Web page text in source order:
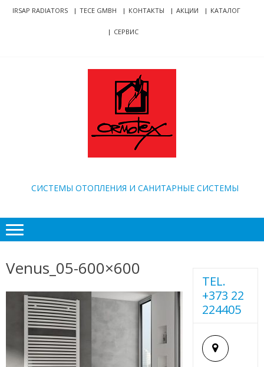
Skip
SkipIRSAP RADIATORS TECE GMBH КОНТАКТЫ АКЦИИ КАТАЛОГ
СЕРВИС
CИСТЕМЫ ОТОПЛЕНИЯ И САНИТАРНЫЕ СИСТЕМЫ
Venus_05-600×600
TEL.
+373 22
224405